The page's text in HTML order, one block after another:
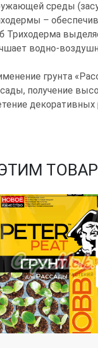
среды
–
Триходерма
водно-
грунта
получение
декоративных